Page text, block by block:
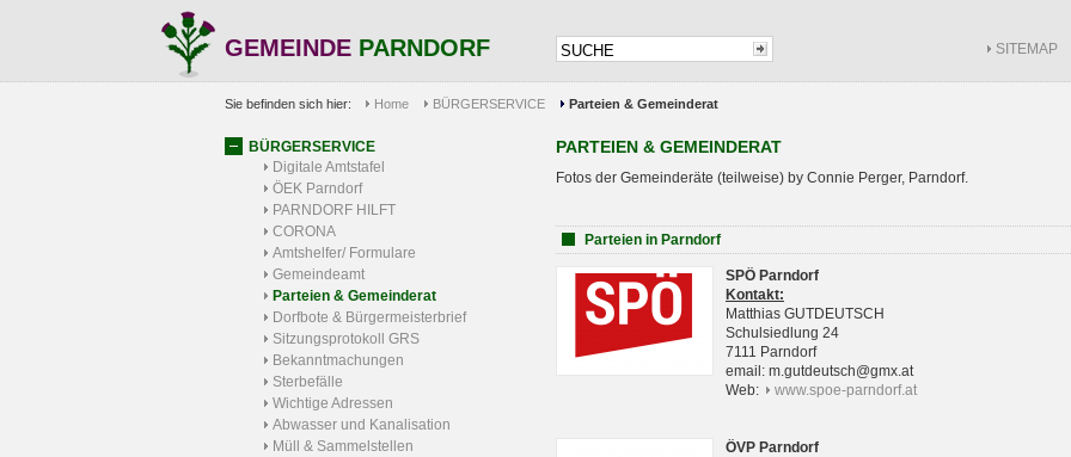
GEMEINDE PARNDORF SITEMAP
Sie befinden sich hier: Home BÜRGERSERVICE Parteien & Gemeinderat
BÜRGERSERVICE
Digitale Amtstafel
ÖEK Parndorf
PARNDORF HILFT
CORONA
Amtshelfer/ Formulare
Gemeindeamt
Parteien & Gemeinderat
Dorfbote & Bürgermeisterbrief
Sitzungsprotokoll GRS
Bekanntmachungen
Sterbefälle
Wichtige Adressen
Abwasser und Kanalisation
Müll & Sammelstellen
PARTEIEN & GEMEINDERAT
Fotos der Gemeinderäte (teilweise) by Connie Perger, Parndorf.
Parteien in Parndorf
SPÖ Parndorf
Kontakt:
Matthias GUTDEUTSCH
Schulsiedlung 24
7111 Parndorf
email: m.gutdeutsch@gmx.at
Web:
www.spoe-parndorf.at
ÖVP Parndorf